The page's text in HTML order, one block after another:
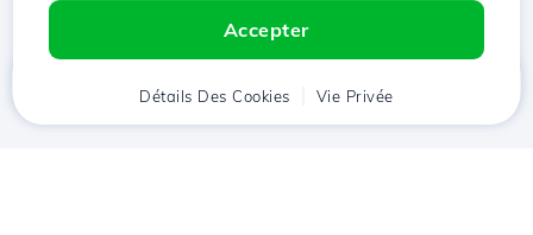
Accepter
Détails Des Cookies Vie Privée
Client Panier Chat